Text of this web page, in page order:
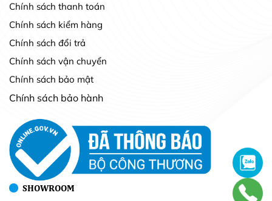
Chính sách thanh toán
Chính sách kiểm hàng
Chính sách đổi trả
Chính sách vận chuyển
Chính sách bảo mật
Chính sách bảo hành
SHOWROOM